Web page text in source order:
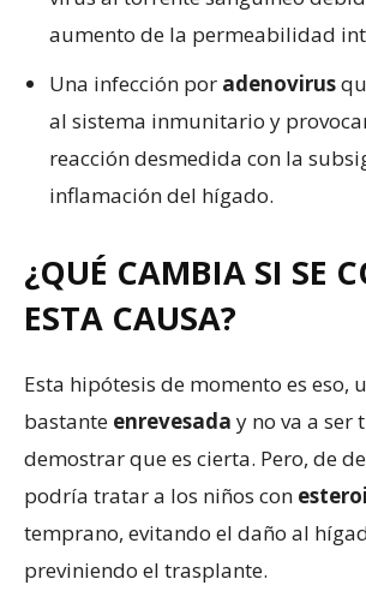
aumento de la permeabilidad
Una infección por adenovirus
al sistema inmunitario y
reacción desmedida con la
inflamación del hígado.
¿QUÉ CAMBIA SI SE
ESTA CAUSA?
Esta hipótesis de momento es eso,
bastante enrevesada y no va a ser
demostrar que es cierta. Pero, de
podría tratar a los niños con
temprano, evitando el daño al
previniendo el trasplante.